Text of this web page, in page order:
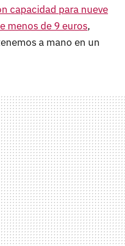
capacidad para nueve
menos de 9 euros,
a mano en un